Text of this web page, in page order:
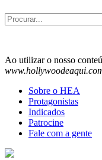
Search
for:
Ao utilizar o nosso
Sobre o HEA
Protagonistas
Indicados
Patrocine
Fale com a gente